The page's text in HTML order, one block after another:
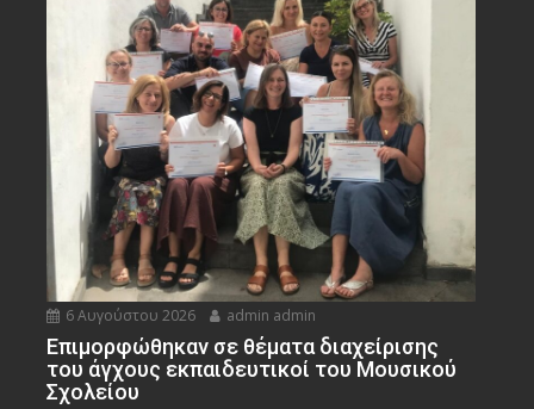
6 Αυγούστου 2026 admin admin
Eπιμορφώθηκαν σε θέματα διαχείρισης
του άγχους εκπαιδευτικοί του Μουσικού
Σχολείου